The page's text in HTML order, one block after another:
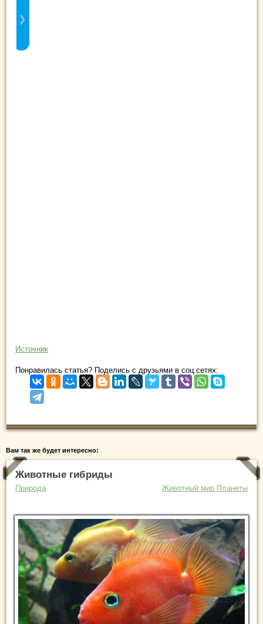
Источник
Понравилась статья? Поделись с друзьями в соц.сетях:
Вам так же будет интересно:
Животные гибриды
Природа Животный мир Планеты